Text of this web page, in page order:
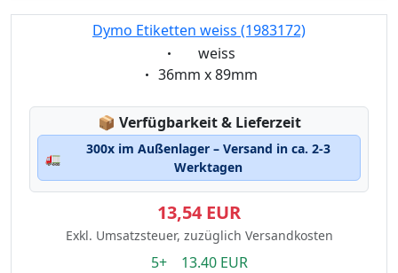
Dymo Etiketten weiss (1983172)
Eigenschaft:
weiss
Eigenschaft:
36mm x 89mm
📦 Lagerstatus:
Verfügbarkeit & Lieferzeit
🚛
300x im Außenlager – Versand in ca. 2-3
Werktagen
13,54 EUR
Exkl. Umsatzsteuer, zuzüglich Versandkosten
5+ 13.40 EUR